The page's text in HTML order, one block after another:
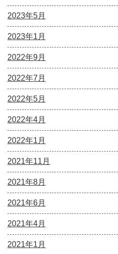
2023年5月
2023年1月
2022年9月
2022年7月
2022年5月
2022年4月
2022年1月
2021年11月
2021年8月
2021年6月
2021年4月
2021年1月